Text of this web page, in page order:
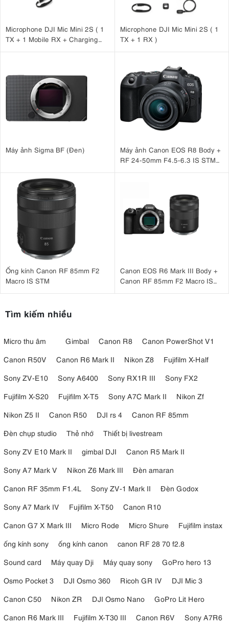
Microphone DJI Mic Mini 2S ( 1
TX + 1 Mobile RX + Charging
Microphone DJI Mic Mini 2S ( 1
TX + 1 RX )
Máy ảnh Sigma BF (Đen)
Máy ảnh Canon EOS R8 Body +
RF 24-50mm F4.5-6.3 IS STM
Ống kính Canon RF 85mm F2
Macro IS STM
Canon EOS R6 Mark III Body +
Canon RF 85mm F2 Macro IS
Tìm kiếm nhiều
Micro thu âm Gimbal Canon R8
Canon PowerShot V1
Canon R50V
Canon R6 Mark II Nikon Z8
Fujifilm X-Half
Sony ZV-E10
Sony A6400 Sony RX1R III
Sony FX2
Fujifilm X-S20
Fujifilm X-T5 Sony A7C Mark II
Nikon Zf
Nikon Z5 II
Canon R50 DJI rs 4
Canon RF 85mm
Đèn chụp studio
Thẻ nhớ
Thiết bị livestream
Sony ZV E10 Mark II
gimbal DJI
Canon R5 Mark II
Sony A7 Mark V
Nikon Z6 Mark III
Đèn amaran
Canon RF 35mm F1.4L
Sony ZV-1 Mark II
Đèn Godox
Sony A7 Mark IV
Fujifilm X-T50
Canon R10
Canon G7 X Mark III
Micro Rode Micro Shure
Fujifilm instax
ống kính sony
ống kính canon
canon RF 28 70 f2.8
Sound card
Máy quay Dji Máy quay sony
GoPro hero 13
Osmo Pocket 3
DJI Osmo 360 Ricoh GR IV
DJI Mic 3
Canon C50
Nikon ZR DJI Osmo Nano
GoPro Lit Hero
Canon R6 Mark III
Fujifilm X-T30 III Canon R6V
Sony A7R6